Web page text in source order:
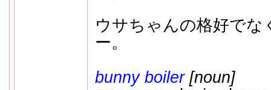
ウサちゃんの格好でな
ー。
bunny boiler [noun]